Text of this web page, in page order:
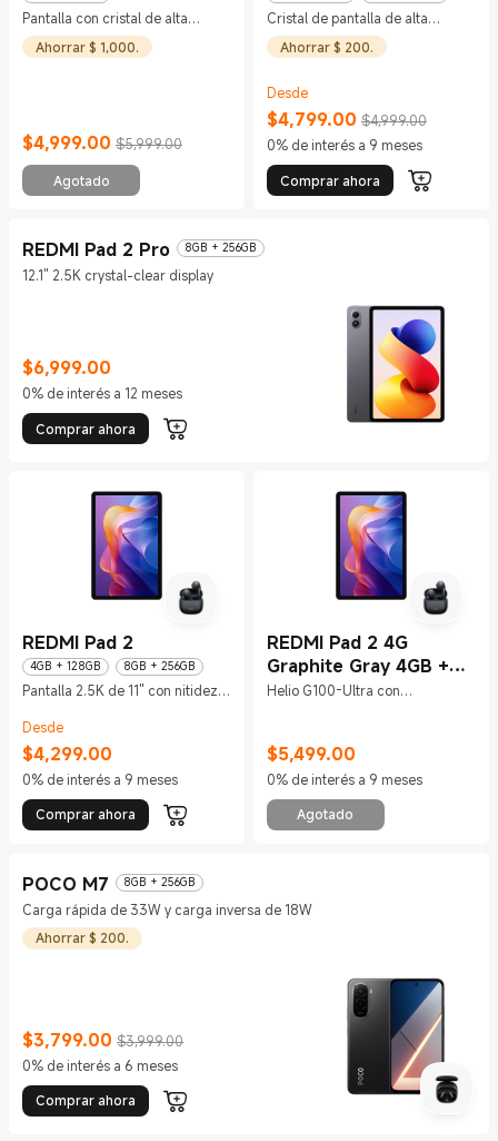
Pantalla con cristal de alta
durabilidad
Ahorrar $ 1,000.
$4,999.00
Current Price $4999
$5,999.00
Precio de comercialización $5,999.00
Agotado
Cristal de pantalla de alta
durabilidad
Ahorrar $ 200.
Desde
$4,799.00
Current Price $4799
$4,999.00
Precio de comercialización
0% de interés a 9 meses
Comprar ahora
REDMI Pad 2 Pro 8GB + 256GB
12.1" 2.5K crystal-clear display
$6,999.00
Current Price $6999
0% de interés a 12 meses
Comprar ahora
REDMI Pad 2
4GB + 128GB 8GB + 256GB
Pantalla 2.5K de 11" con nitidez
Desde
$4,299.00
Current Price $4299
0% de interés a 9 meses
Comprar ahora
REDMI Pad 2 4G
Graphite Gray 4GB +
128GB
Helio G100-Ultra con
$5,499.00
Current Price $5499
0% de interés a 9 meses
Agotado
POCO M7 8GB + 256GB
Carga rápida de 33W y carga inversa de 18W
Ahorrar $ 200.
$3,799.00
Current Price $3799
$3,999.00
Precio de comercialización $3,999.00
0% de interés a 6 meses
Comprar ahora